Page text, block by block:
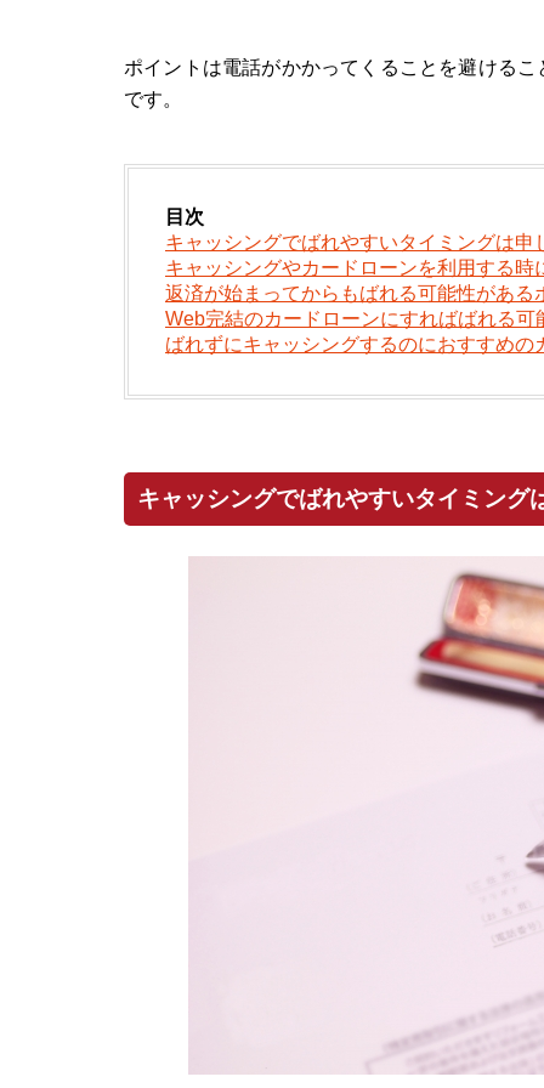
ポイントは電話がかかってくることを避ける
です。
目次
キャッシングでばれやすいタイミングは申
キャッシングやカードローンを利用する時
返済が始まってからもばれる可能性がある
Web完結のカードローンにすればばれる可
ばれずにキャッシングするのにおすすめの
キャッシングでばれやすいタイミング